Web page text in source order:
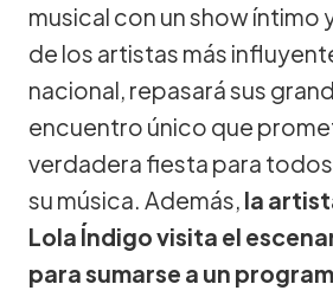
musical con un show íntimo
de los artistas más
nacional, repasará sus
encuentro único que
verdadera fiesta para
su música. Además, la
Lola Índigo visita el
para sumarse a un